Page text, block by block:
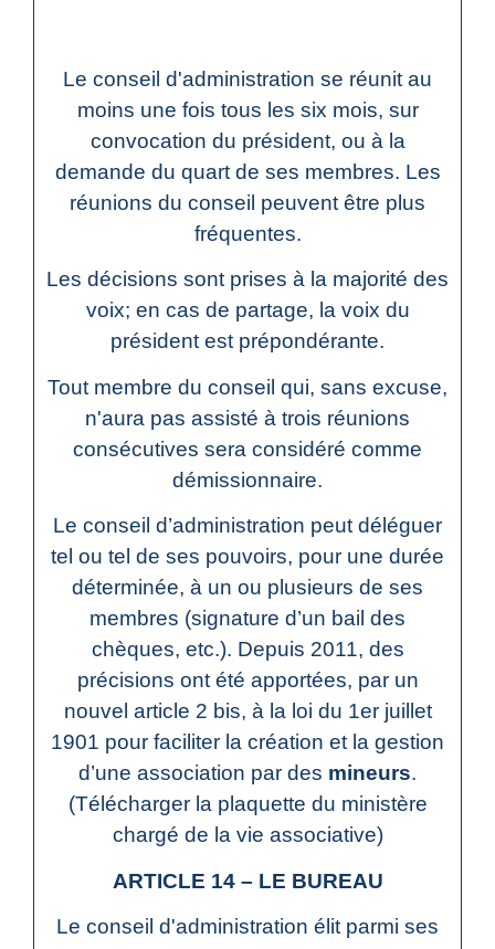
Le conseil d'administration se réunit au
moins une fois tous les six mois, sur
convocation du président, ou à la
demande du quart de ses membres. Les
réunions du conseil peuvent être plus
fréquentes.
Les décisions sont prises à la majorité des
voix; en cas de partage, la voix du
président est prépondérante.
Tout membre du conseil qui, sans excuse,
n'aura pas assisté à trois réunions
consécutives sera considéré comme
démissionnaire.
Le conseil d’administration peut déléguer
tel ou tel de ses pouvoirs, pour une durée
déterminée, à un ou plusieurs de ses
membres (signature d’un bail des
chèques, etc.). Depuis 2011, des
précisions ont été apportées, par un
nouvel article 2 bis, à la loi du 1erjuillet
1901 pour faciliter la création et la gestion
d’une association par des mineurs.
(Télécharger la plaquette du ministère
chargé de la vie associative)
ARTICLE 14 – LE BUREAU
Le conseil d'administration élit parmi ses